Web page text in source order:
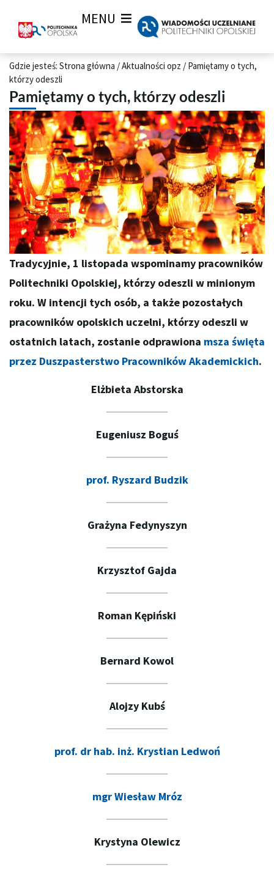
MENU
Gdzie jesteś: Strona główna /Aktualności opz / Pamiętamy o tych,
którzy odeszli
Pamiętamy o tych, którzy odeszli
Tradycyjnie, 1 listopada wspominamy pracowników
Politechniki Opolskiej, którzy odeszli w minionym
roku. W intencji tych osób, a także pozostałych
pracowników opolskich uczelni, którzy odeszli w
ostatnich latach, zostanie odprawiona msza święta
przez Duszpasterstwo Pracowników Akademickich.
Elżbieta Abstorska
Eugeniusz Boguś
prof. Ryszard Budzik
Grażyna Fedynyszyn
Krzysztof Gajda
Roman Kępiński
Bernard Kowol
Alojzy Kubś
prof. dr hab. inż. Krystian Ledwoń
mgr Wiesław Mróz
Krystyna Olewicz